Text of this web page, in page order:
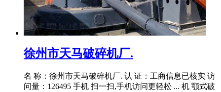
徐州市天马破碎机厂.
名 称：徐州市天马破碎机厂. 认 证：工商信息已核实 访
问量：126495 手机 扫一扫,手机访问更轻松 ... 机 颚式破